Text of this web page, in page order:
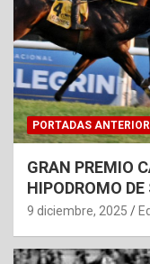
PORTADAS
GRAN PREMIO
HIPODROMO
9 diciembre, 2025